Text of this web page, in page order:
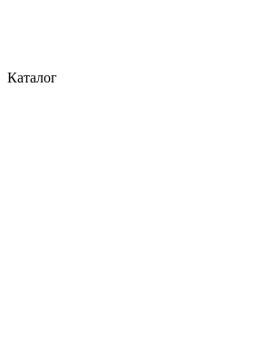
Каталог